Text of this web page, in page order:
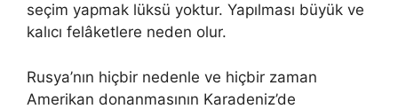
seçim yapmak lüksü yoktur. Yapılması büyük ve
kalıcı felâketlere neden olur.
Rusya’nın hiçbir nedenle ve hiçbir zaman
Amerikan donanmasının Karadeniz’de